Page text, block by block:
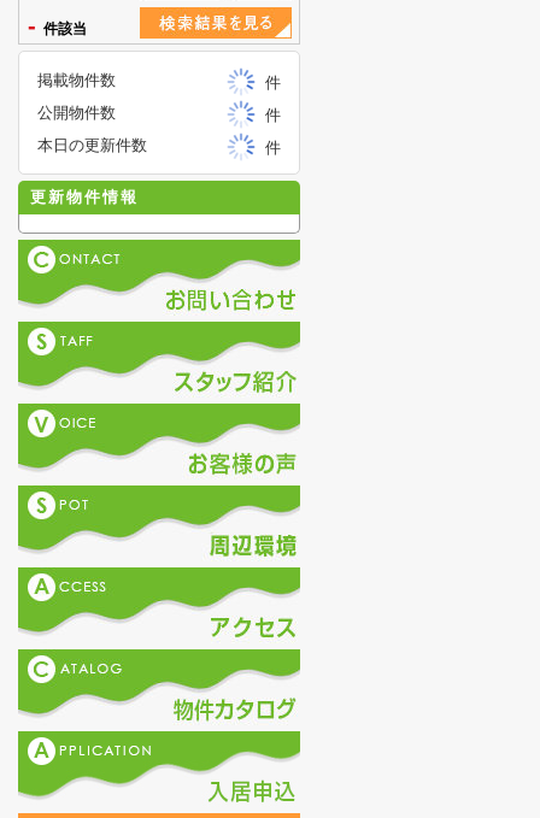
- 件該当
掲載物件数
件
公開物件数
件
本日の更新件数
件
更新物件情報